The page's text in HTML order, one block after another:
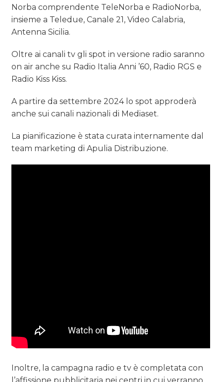
Norba comprendente TeleNorba e RadioNorba,
insieme a Teledue, Canale 21, Video Calabria,
Antenna Sicilia.
Oltre ai canali tv gli spot in versione radio saranno
on air anche su Radio Italia Anni ’60, Radio RGS e
Radio Kiss Kiss.
A partire da settembre 2024 lo spot approderà
anche sui canali nazionali di Mediaset.
La pianificazione è stata curata internamente dal
team marketing di Apulia Distribuzione.
Inoltre, la campagna radio e tv è completata con